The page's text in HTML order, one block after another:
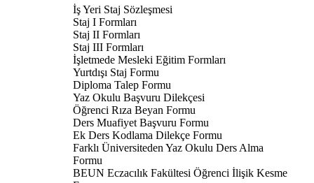
İş Yeri Staj Sözleşmesi
Staj I Formları
Staj II Formları
Staj III Formları
İşletmede Mesleki Eğitim Formları
Yurtdışı Staj Formu
Diploma Talep Formu
Yaz Okulu Başvuru Dilekçesi
Öğrenci Rıza Beyan Formu
Ders Muafiyet Başvuru Formu
Ek Ders Kodlama Dilekçe Formu
Farklı Üniversiteden Yaz Okulu Ders Alma
Formu
BEUN Eczacılık Fakültesi Öğrenci İlişik Kesme